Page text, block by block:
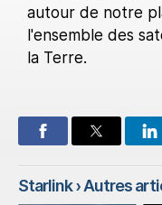
autour de notre
l'ensemble des
la Terre.
Starlink› Autres